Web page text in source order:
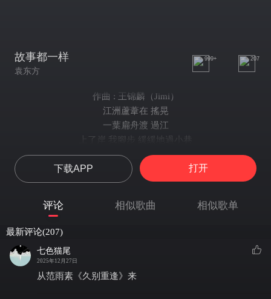
故事都一样
袁东方
999+ 207
作曲 : 王锦麟（Jimi）
江洲蘆葦在 搖晃
一葉扁舟渡 過江
上了岸 我腳步 緩緩地過小巷
人在 古剎裡點 一柱香
禪寺木魚敲 心慌
獨我暗夜人 遙想
而遠方琴聲 聲聲斷腸 世事皆蒼茫
你在霧裡 的江南 傷心隔了幾重山
下载APP 打开
评论 相似歌曲 相似歌单
最新评论(207)
七色猫尾
2025年12月27日
从范雨素《久别重逢》来